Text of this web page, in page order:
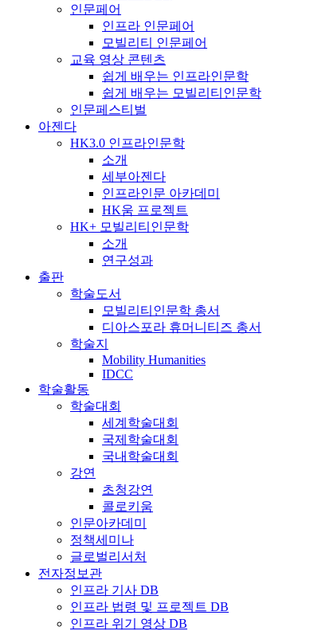
인문페어
인프라 인문페어
모빌리티 인문페어
교육 영상 콘텐츠
쉽게 배우는 인프라인문학
쉽게 배우는 모빌리티인문학
인문페스티벌
아젠다
HK3.0 인프라인문학
소개
세부아젠다
인프라인문 아카데미
HK움 프로젝트
HK+ 모빌리티인문학
소개
연구성과
출판
학술도서
모빌리티인문학 총서
디아스포라 휴머니티즈 총서
학술지
Mobility Humanities
IDCC
학술활동
학술대회
세계학술대회
국제학술대회
국내학술대회
강연
초청강연
콜로키움
인문아카데미
정책세미나
글로벌리서처
전자정보관
인프라 기사 DB
인프라 법령 및 프로젝트 DB
인프라 위기 영상 DB